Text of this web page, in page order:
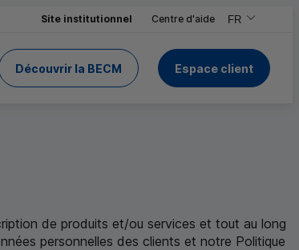
Site institutionnel Centre d'aide FR
,Version
,Changer de
Découvrir la BECM
de la BECM
Espace client
de produits et/ou services et tout au long
personnelles des clients et notre Politique